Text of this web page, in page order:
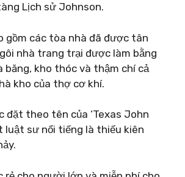
Lịch sử Johnson.
gồm các tòa nhà đã được tân
nhà trang trại được làm bằng
băng, kho thóc và thậm chí cả
kho của thợ cơ khí.
đặt theo tên của ‘Texas John
luật sư nổi tiếng là thiếu kiên